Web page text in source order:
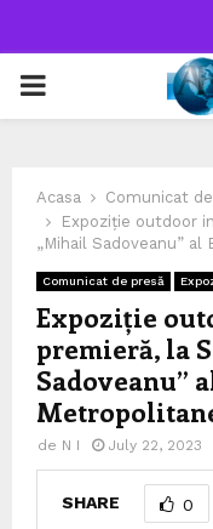
PRIMARY
Acasa
Comunicat
Expoziție outdoor
„Mihail Sadoveanu”
Comunicat de presă
Expoziție
premieră, la
Sadoveanu”
de N I July 22, 2023
SHARE 0